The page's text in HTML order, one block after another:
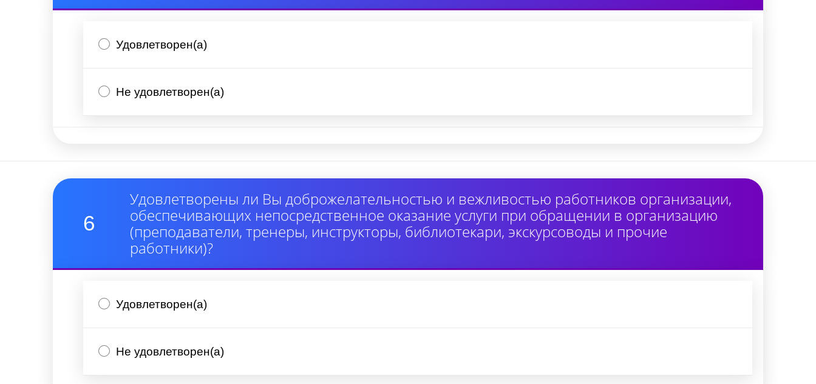
Удовлетворен(а)
Не удовлетворен(а)
6
Удовлетворены ли Вы доброжелательностью и вежливостью работников организации,
обеспечивающих непосредственное оказание услуги при обращении в организацию
(преподаватели, тренеры, инструкторы, библиотекари, экскурсоводы и прочие
работники)?
Удовлетворен(а)
Не удовлетворен(а)